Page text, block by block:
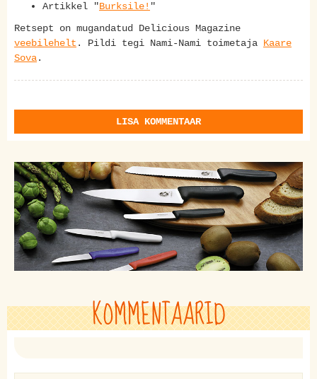
Artikkel "Burksile! "
Retsept on mugandatud Delicious Magazine
veebilehelt . Pildi tegi Nami-Nami toimetaja Kaare
Sova.
LISA KOMMENTAAR
KOMMENTAARID